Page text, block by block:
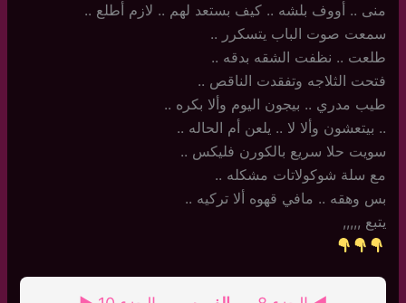
منى .. أووف بلشه .. كيف بستعد لهم .. لازم أطلع ..
سمعت صوت الباب يتسكرر ..
طلعت .. نظفت الشقه بدقه ..
فتحت الثلاجه وتفقدت الناقص ..
طيب مدري .. بيجون اليوم وألا بكره ..
..‏ بيتعشون وألا لا .. يلعن أم الحاله ..
سويت حلا سريع بالكورن فليكس ..
مع سلة شوكولاتات مشكله ..
بس وهقه .. مافي قهوه ألا تركيه ..
يتبع ,,,,,